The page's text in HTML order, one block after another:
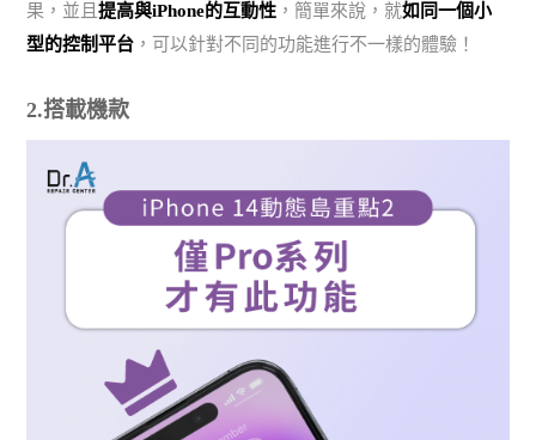
果，並且提高與iPhone的互動性 ，簡單來說，就如同一個小
型的控制平台 ，可以針對不同的功能進行不一樣的體驗！
2.搭載機款